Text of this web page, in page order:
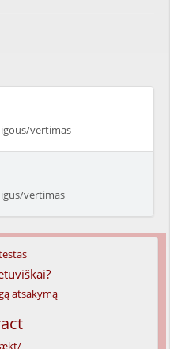
vertimas
vertimas
atsakymą